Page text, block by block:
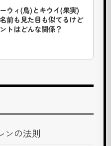
ウィ(鳥)とキウイ(果実)
前も見た目も似てるけど
トはどんな関係？
ンの法則